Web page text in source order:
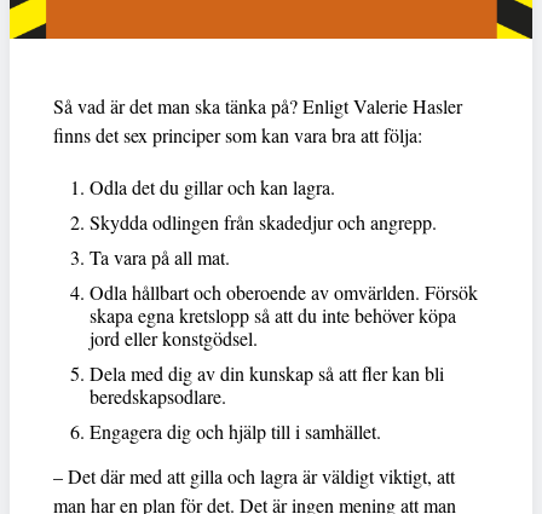
Så vad är det man ska tänka på? Enligt Valerie Hasler
finns det sex principer som kan vara bra att följa:
Odla det du gillar och kan lagra.
Skydda odlingen från skadedjur och angrepp.
Ta vara på all mat.
Odla hållbart och oberoende av omvärlden. Försök
skapa egna kretslopp så att du inte behöver köpa
jord eller konstgödsel.
Dela med dig av din kunskap så att fler kan bli
beredskapsodlare.
Engagera dig och hjälp till i samhället.
– Det där med att gilla och lagra är väldigt viktigt, att
man har en plan för det. Det är ingen mening att man